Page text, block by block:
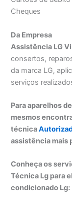
Cheques
Da Empresa
Assistência LG
consertos,
da marca LG,
serviços
Para aparelhos
mesmos
técnica
assistência mais
Conheça os
Técnica Lg para
condicionado Lg: